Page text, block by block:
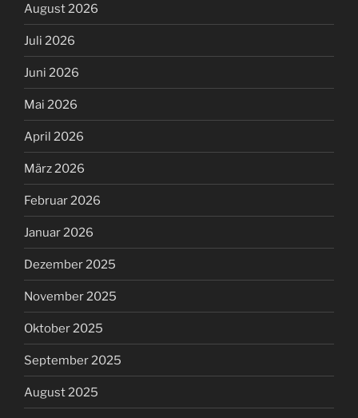
August 2026
Juli 2026
Juni 2026
Mai 2026
April 2026
März 2026
Februar 2026
Januar 2026
Dezember 2025
November 2025
Oktober 2025
September 2025
August 2025